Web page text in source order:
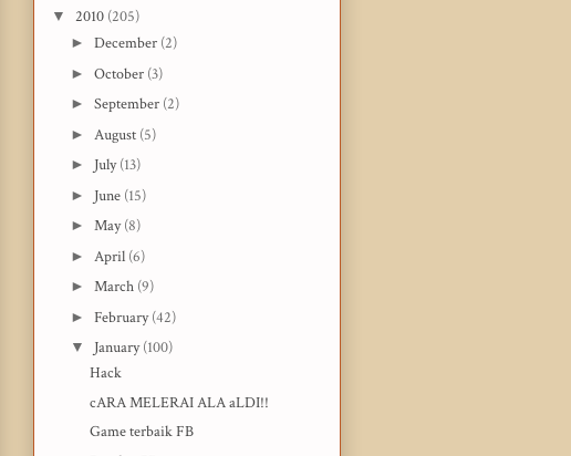
▼ 2010 (205)
► December (2)
► October (3)
► September (2)
► August (5)
► July(13)
► June (15)
► May(8)
► April (6)
► March (9)
► February(42)
▼ January(100)
Hack
cARA MELERAI ALA aLDI!!
Game terbaik FB